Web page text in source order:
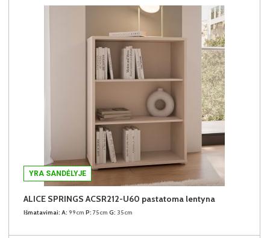
YRA SANDĖLYJE
ALICE SPRINGS ACSR212-U60 pastatoma lentyna
Išmatavimai: A: 99cm P: 75cm G: 35cm